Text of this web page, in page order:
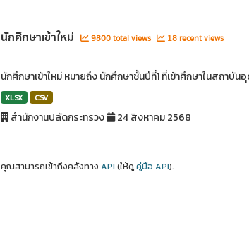
นักศึกษาเข้าใหม่ 9800 total views 18 recent views
นักศึกษาเข้าใหม่ หมายถึง นักศึกษาชั้นปีที่1 ที่เข้าศึกษาในสถา
XLSX CSV
สำนักงานปลัดกระทรวง 24 สิงหาคม 2568
คุณสามารถเข้าถึงคลังทาง API (ให้ดูคู่มือ API).